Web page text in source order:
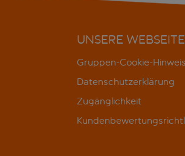
UNSERE WEBSEITE
Gruppen-Cookie-Hinweis
Datenschutzerklärung
Zugänglichkeit